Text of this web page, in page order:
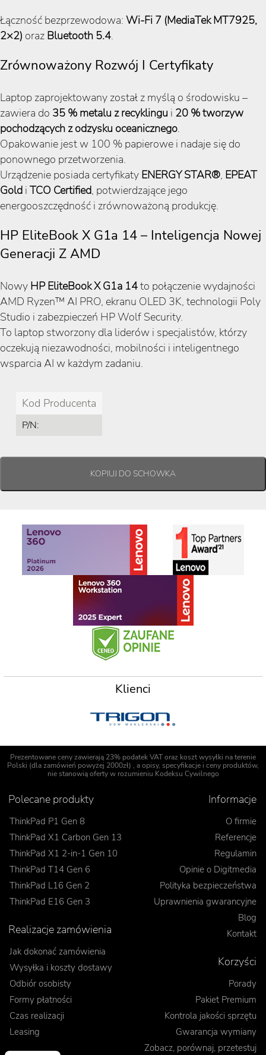
Łączność bezprzewodowa: Wi-Fi 7 (MediaTek MT7925,
2×2) oraz Bluetooth 5.4.
Zrównoważony Rozwój I Certyfikaty
Laptop zaprojektowany został z myślą o środowisku –
zawiera do 35 % metalu z recyklingu i 20 % tworzyw
pochodzących z odzysku oceanicznego.
Opakowanie jest w 100 % papierowe i nadaje się do
ponownego przetworzenia.
Urządzenie posiada certyfikaty ENERGY STAR®, EPEAT
Gold i TCO Certified, potwierdzające jego
energooszczędność i zrównoważoną produkcję.
HP EliteBook X G1a 14 – Inteligencja Nowej
Generacji Z AMD
Nowy HP EliteBook X G1a 14to połączenie wydajności
AMD Ryzen™ AI PRO, ekranu OLED 3K, technologii Poly
Studio i zabezpieczeń HP Wolf Security.
To laptop stworzony dla liderów i specjalistów, którzy
oczekują niezawodności, mobilności i inteligentnego
wsparcia AI w każdym zadaniu.
Kod Producenta
P/N:
Klienci
Prezentowane ceny zawierają 23% podatek VAT oraz koszt wysyłki na terenie
Polski (dla zamówień powyżej 2000zł) , a opisy, specyfikacje i ceny produktów,
nie stanowią oferty w rozumieniu Kodeksu Cywilnego
Polecane produkty
ThinkPad P1 Gen 8
ThinkPad X1 Carbon Gen 13
ThinkPad X1 2-in-1 Gen 10
ThinkPad T14 Gen 6
ThinkPad L16 Gen 2
ThinkPad E16 Gen 3
Informacje
O firmie
Referencje
Regulamin
Opinie o Digitmedia
Polityka bezpieczeństwa
Uprawnienia gwarancyjne
Blog
Kontakt
Realizacje zamówienia
Jak dokonać zamówienia
Wysyłka i koszty dostawy
Odbiór osobisty
Formy płatności
Czas realizacji
Leasing
Korzyści
Porady
Pakiet Premium
Kontrola jakości sprzętu
Gwarancja wymiany
Zobacz, porównaj, przetestuj